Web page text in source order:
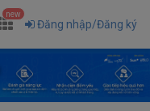
new
Đăng nhập/Đăng ký